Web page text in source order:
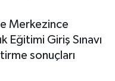
Merkezince
Eğitimi Giriş Sınavı
sonuçları